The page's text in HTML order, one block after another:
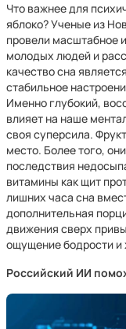
Что важнее для
яблоко? Ученые из
провели масштабное
молодых людей и
качество сна
стабильное
Именно глубокий,
влияет на наше
своя суперсила.
место. Более того,
последствия
витамины как щит
лишних часа сна
дополнительная
движения сверх
ощущение бодрости и
Российский ИИ